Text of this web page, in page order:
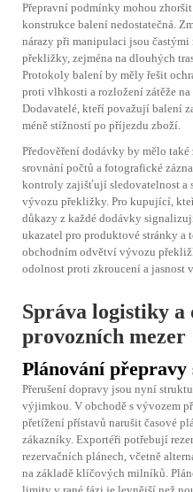
Přepravní podmínky mohou
konstrukce balení nedostatečná.
nárazy při manipulaci jsou
překližky, zejména na dlouhých
Protokoly balení by měly řešit
proti vlhkosti a rozložení zátěže
Dodavatelé, kteří považují balení
méně stížností po příjezdu zboží.
Předověření dodávky by mělo
srovnání počtů a fotografické
kontroly zajišťují sledovatelnost a
vývozu překližky. Pro kupující,
důkazy z každé dodávky
ukazatel pro produktové stránky
obchodním odvětví vývozu
odolnost proti zkroucení a jasnost
Správa logistiky a
provozních mezer
Plánování
Přerušení dopravy jsou nyní
výjimkou. V obchodě s vývozem
přetížení přístavů narušit časové
zákazníky. Exportéři potřebují
rezervačních plánech, včetně
na základě klíčových milníků.